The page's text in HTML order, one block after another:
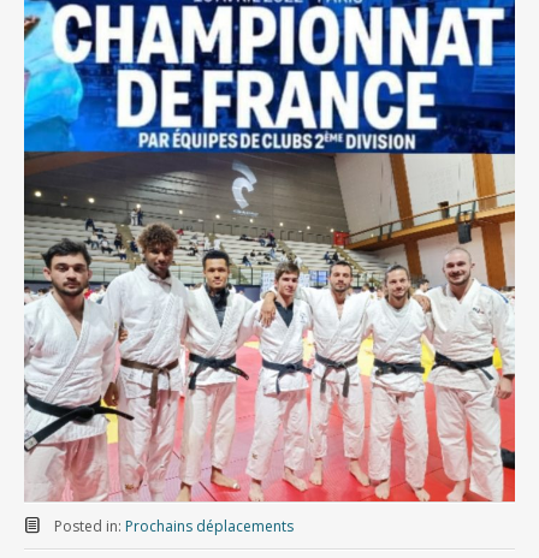
Posted in: Prochains déplacements